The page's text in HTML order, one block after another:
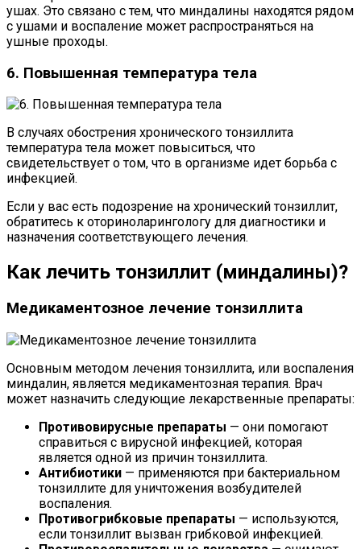
ушах. Это связано с тем, что миндалины находятся рядом
с ушами и воспаление может распространяться на
ушные проходы.
6. Повышенная температура тела
В случаях обострения хронического тонзиллита
температура тела может повыситься, что
свидетельствует о том, что в организме идет борьба с
инфекцией.
Если у вас есть подозрение на хронический тонзиллит,
обратитесь к оториноларингологу для диагностики и
назначения соответствующего лечения.
Как лечить тонзиллит (миндалины)?
Медикаментозное лечение тонзиллита
Основным методом лечения тонзиллита, или воспаления
миндалин, является медикаментозная терапия. Врач
может назначить следующие лекарственные препараты:
Противовирусные препараты — они помогают
справиться с вирусной инфекцией, которая
является одной из причин тонзиллита.
Антибиотики — применяются при бактериальном
тонзиллите для уничтожения возбудителей
воспаления.
Противогрибковые препараты — используются,
если тонзиллит вызван грибковой инфекцией.